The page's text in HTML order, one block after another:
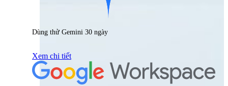
Dùng thử Gemini 30 ngày
Xem chi tiết